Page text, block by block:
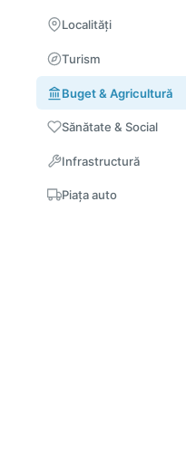
Localități
Turism
Buget & Agricultură
Sănătate & Social
Infrastructură
Piața auto